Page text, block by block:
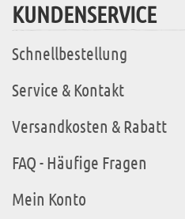
KUNDENSERVICE
Schnellbestellung
Service & Kontakt
Versandkosten & Rabatt
FAQ - Häufige Fragen
Mein Konto